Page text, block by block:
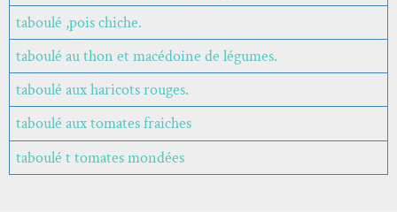
taboulé ,pois chiche.
taboulé au thon et macédoine de légumes.
taboulé aux haricots rouges.
taboulé aux tomates fraiches
taboulé t tomates mondées